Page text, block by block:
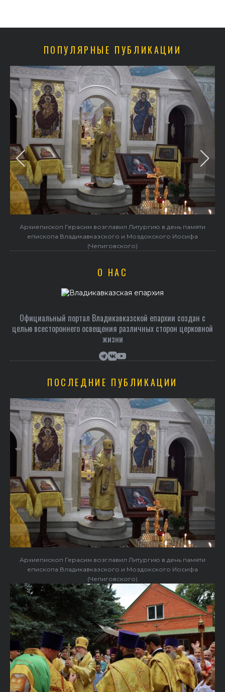
ПОПУЛЯРНЫЕ ПУБЛИКАЦИИ
Архиепископ Герасим возглавил Литургию в день памяти
епископа Владикавказского и Моздокского Иосифа
(Чепиговского)
О НАС
Официальный портал Владикавказской епархии создан c
целью всестороннего освещения различных сторон церковной
жизни
ПОСЛЕДНИЕ ПУБЛИКАЦИИ
Архиепископ Герасим возглавил Литургию в день памяти
епископа Владикавказского и Моздокского Иосифа
(Чепиговского)